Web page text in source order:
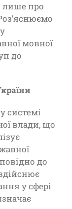
лише про
мовної
до
системі
влади, що
до
у сфері